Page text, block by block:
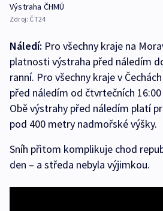
Výstraha ČHMÚ
Zdroj: ČT24
Náledí: Pro všechny kraje na
platnosti výstraha před náledím
ranní. Pro všechny kraje v
před náledím od čtvrtečních
Obě výstrahy před náledím platí
pod 400 metry nadmořské výšky.
Sníh přitom komplikuje chod
den – a středa nebyla výjimkou.